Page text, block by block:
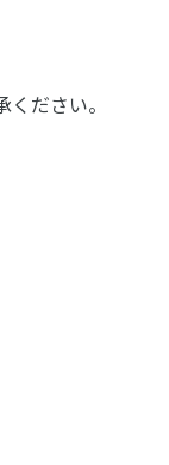
ださい。